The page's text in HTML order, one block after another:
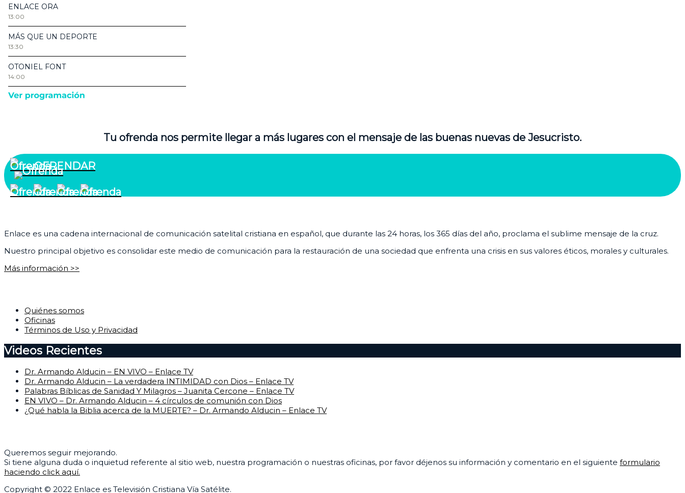
Tu ofrenda nos permite llegar a más lugares con el mensaje de las buenas nuevas de Jesucristo.
OFRENDAR
Enlace es una cadena internacional de comunicación satelital cristiana en español, que durante las 24 horas, los 365 días del año, proclama el sublime mensaje de la cruz.
Nuestro principal objetivo es consolidar este medio de comunicación para la restauración de una sociedad que enfrenta una crisis en sus valores éticos, morales y culturales.
Más información >>
Quiénes somos
Oficinas
Términos de Uso y Privacidad
Videos Recientes
Dr. Armando Alducin – EN VIVO – Enlace TV
Dr. Armando Alducin – La verdadera INTIMIDAD con Dios – Enlace TV
Palabras Bíblicas de Sanidad Y Milagros – Juanita Cercone – Enlace TV
EN VIVO – Dr. Armando Alducin – 4 círculos de comunión con Dios
¿Qué habla la Biblia acerca de la MUERTE? – Dr. Armando Alducin – Enlace TV
Queremos seguir mejorando.
Si tiene alguna duda o inquietud referente al sitio web, nuestra programación o nuestras oficinas, por favor déjenos su información y comentario en el siguiente formulario
haciendo click aquí.
Copyright © 2022 Enlace es Televisión Cristiana Vía Satélite.